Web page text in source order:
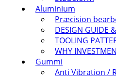
Aluminium
Præcision
DESIGN GUIDE
TOOLING
WHY
Gummi
Anti Vibration /